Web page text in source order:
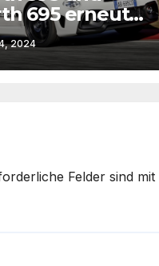
695 erneut
CARS“
2024
Felder sind mit